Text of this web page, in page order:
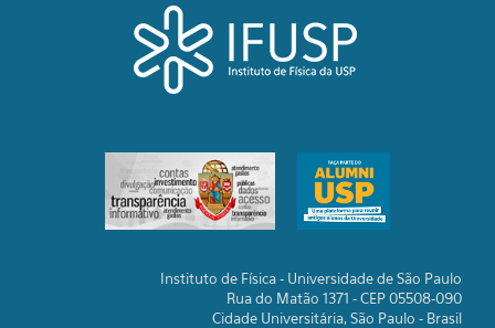
Instituto de Física - Universidade de São Paulo
Rua do Matão 1371 - CEP 05508-090
Cidade Universitária, São Paulo - Brasil